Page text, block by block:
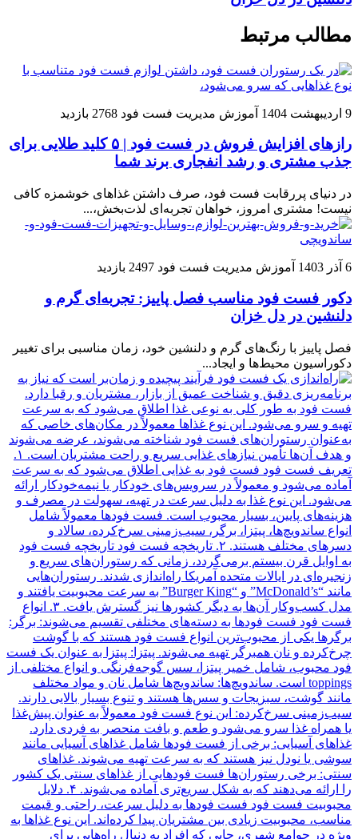
مطالب مرتبط
9 اردیبهشت 1404 آموزش مدیریت فست فود 2768 بازدید
رازهای افزایش فروش در فست فود | ۵ کلید طلایی برای
جذب مشتری و رشد انفجاری برند شما
در دنیای پررقابت فست فود، صرف داشتن غذاهای خوشمزه کافی
نیست! مشتری امروز، خواهان تجربه‌ای لذت‌بخش،...
6 آذر 1403 آموزش مدیریت فست فود 2497 بازدید
دکور فست فود مناسب فصل پاییز: تجربه‌ای گرم و
دلنشین در دل خزان
فصل پاییز با رنگ‌های گرم و دلنشین خود، زمان مناسبی برای تغییر
دکوراسیون محیط‌ها و ایجاد...